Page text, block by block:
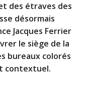
des étraves des
désormais
Jacques Ferrier
le siège de la
bureaux colorés
contextuel.